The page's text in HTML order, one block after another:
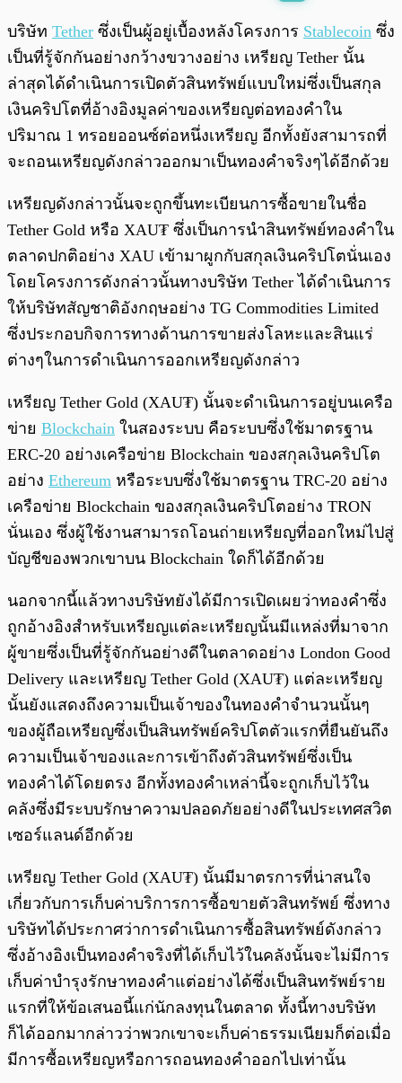
บริษัท Tether ซึ่งเป็นผู้อยู่เบื้องหลังโครงการ Stablecoin ซึ่ง
เป็นที่รู้จักกันอย่างกว้างขวางอย่าง เหรียญ Tether นั้น
ล่าสุดได้ดำเนินการเปิดตัวสินทรัพย์แบบใหม่ซึ่งเป็นสกุล
เงินคริปโตที่อ้างอิงมูลค่าของเหรียญต่อทองคำใน
ปริมาณ 1 ทรอยออนซ์ต่อหนึ่งเหรียญ อีกทั้งยังสามารถที่
จะถอนเหรียญดังกล่าวออกมาเป็นทองคำจริงๆได้อีกด้วย
เหรียญดังกล่าวนั้นจะถูกขึ้นทะเบียนการซื้อขายในชื่อ
Tether Gold หรือ XAU₮ ซึ่งเป็นการนำสินทรัพย์ทองคำใน
ตลาดปกติอย่าง XAU เข้ามาผูกกับสกุลเงินคริปโตนั่นเอง
โดยโครงการดังกล่าวนั้นทางบริษัท Tether ได้ดำเนินการ
ให้บริษัทสัญชาติอังกฤษอย่าง TG Commodities Limited
ซึ่งประกอบกิจการทางด้านการขายส่งโลหะและสินแร่
ต่างๆในการดำเนินการออกเหรียญดังกล่าว
เหรียญ Tether Gold (XAU₮) นั้นจะดำเนินการอยู่บนเครือ
ข่าย Blockchain ในสองระบบ คือระบบซึ่งใช้มาตรฐาน
ERC-20 อย่างเครือข่าย Blockchain ของสกุลเงินคริปโต
อย่าง Ethereum หรือระบบซึ่งใช้มาตรฐาน TRC-20 อย่าง
เครือข่าย Blockchain ของสกุลเงินคริปโตอย่าง TRON
นั่นเอง ซึ่งผู้ใช้งานสามารถโอนถ่ายเหรียญที่ออกใหม่ไปสู่
บัญชีของพวกเขาบน Blockchain ใดก็ได้อีกด้วย
นอกจากนี้แล้วทางบริษัทยังได้มีการเปิดเผยว่าทองคำซึ่ง
ถูกอ้างอิงสำหรับเหรียญแต่ละเหรียญนั้นมีแหล่งที่มาจาก
ผู้ขายซึ่งเป็นที่รู้จักกันอย่างดีในตลาดอย่าง London Good
Delivery และเหรียญ Tether Gold (XAU₮) แต่ละเหรียญ
นั้นยังแสดงถึงความเป็นเจ้าของในทองคำจำนวนนั้นๆ
ของผู้ถือเหรียญซึ่งเป็นสินทรัพย์คริปโตตัวแรกที่ยืนยันถึง
ความเป็นเจ้าของและการเข้าถึงตัวสินทรัพย์ซึ่งเป็น
ทองคำได้โดยตรง อีกทั้งทองคำเหล่านี้จะถูกเก็บไว้ใน
คลังซึ่งมีระบบรักษาความปลอดภัยอย่างดีในประเทศสวิต
เซอร์แลนด์อีกด้วย
เหรียญ Tether Gold (XAU₮) นั้นมีมาตรการที่น่าสนใจ
เกี่ยวกับการเก็บค่าบริการการซื้อขายตัวสินทรัพย์ ซึ่งทาง
บริษัทได้ประกาศว่าการดำเนินการซื้อสินทรัพย์ดังกล่าว
ซึ่งอ้างอิงเป็นทองคำจริงที่ได้เก็บไว้ในคลังนั้นจะไม่มีการ
เก็บค่าบำรุงรักษาทองคำแต่อย่างได้ซึ่งเป็นสินทรัพย์ราย
แรกที่ให้ข้อเสนอนี้แก่นักลงทุนในตลาด ทั้งนี้ทางบริษัท
ก็ได้ออกมากล่าวว่าพวกเขาจะเก็บค่าธรรมเนียมก็ต่อเมื่อ
มีการซื้อเหรียญหรือการถอนทองคำออกไปเท่านั้น